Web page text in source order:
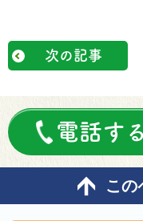
次の記事
電話する
この